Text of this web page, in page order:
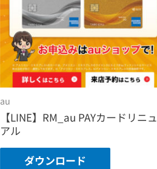
au
【LINE】RM_au PAYカードリニュ
アル
ダウンロード